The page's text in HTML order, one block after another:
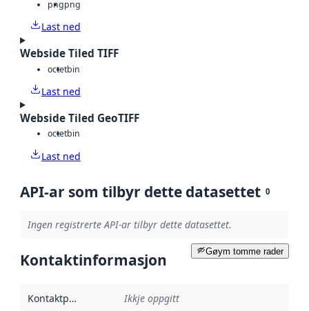
pngpng
Last ned
Webside Tiled TIFF
octetbin
Last ned
Webside Tiled GeoTIFF
octetbin
Last ned
API-ar som tilbyr dette datasettet 0
Ingen registrerte API-ar tilbyr dette datasettet.
Gøym tomme rader
Kontaktinformasjon
Kontaktpunkt Ikkje oppgitt